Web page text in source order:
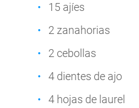
15 ajíes
2 zanahorias
2 cebollas
4 dientes de ajo
4 hojas de laurel